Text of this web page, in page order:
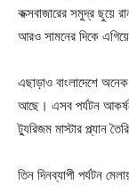
কক্সবাজারের সমুদ্র ছুয়ে
আরও সামনের দিকে
এছাড়াও বাংলাদেশে
আছে। এসব পর্যটন
ট্যুরিজম মাস্টার প্ল্যান
তিন দিনব্যাপী পর্যটন